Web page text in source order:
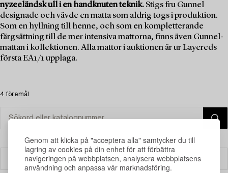
Genom att klicka på "acceptera alla" samtycker du till
lagring av cookies på din enhet för att förbättra
navigeringen på webbplatsen, analysera webbplatsens
användning och anpassa vår marknadsföring.
nyzeeländsk ull i en handknuten teknik. Stigs fru Gunnel
designade och vävde en matta som aldrig togs i produktion.
Som en hyllning till henne, och som en kompletterande
färgsättning till de mer intensiva mattorna, finns även Gunnel-
mattan i kollektionen. Alla mattor i auktionen är ur Layereds
första EA1/1 upplaga.
4 föremål
Filter